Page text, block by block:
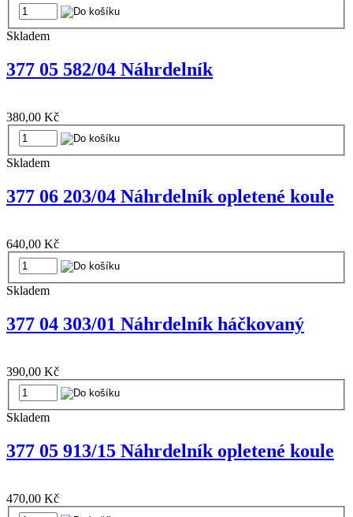
Skladem
377 05 582/04 Náhrdelník
380,00 Kč
Skladem
377 06 203/04 Náhrdelník opletené koule
640,00 Kč
Skladem
377 04 303/01 Náhrdelník háčkovaný
390,00 Kč
Skladem
377 05 913/15 Náhrdelník opletené koule
470,00 Kč